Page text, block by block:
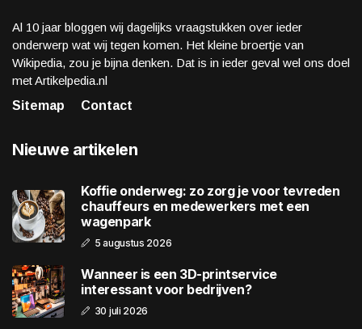
Al 10 jaar bloggen wij dagelijks vraagstukken over ieder
onderwerp wat wij tegen komen. Het kleine broertje van
Wikipedia, zou je bijna denken. Dat is in ieder geval wel ons doel
met Artikelpedia.nl
Sitemap
Contact
Nieuwe artikelen
Koffie onderweg: zo zorg je voor tevreden
chauffeurs en medewerkers met een
wagenpark
5 augustus 2026
Wanneer is een 3D-printservice
interessant voor bedrijven?
30 juli 2026